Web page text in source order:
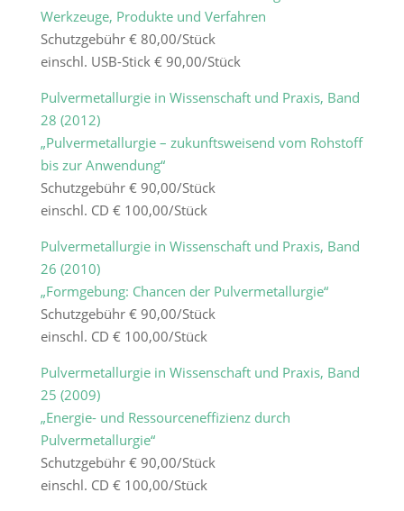
Werkzeuge, Produkte und Verfahren
Schutzgebühr € 80,00/Stück
einschl. USB-Stick € 90,00/Stück
Pulvermetallurgie in Wissenschaft und Praxis, Band
28 (2012)
„Pulvermetallurgie – zukunftsweisend vom Rohstoff
bis zur Anwendung“
Schutzgebühr € 90,00/Stück
einschl. CD € 100,00/Stück
Pulvermetallurgie in Wissenschaft und Praxis, Band
26 (2010)
„Formgebung: Chancen der Pulvermetallurgie“
Schutzgebühr € 90,00/Stück
einschl. CD € 100,00/Stück
Pulvermetallurgie in Wissenschaft und Praxis, Band
25 (2009)
„Energie- und Ressourceneffizienz durch
Pulvermetallurgie“
Schutzgebühr € 90,00/Stück
einschl. CD € 100,00/Stück